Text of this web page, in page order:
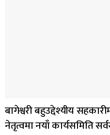
बागेश्वरी बहुउद्देश्यीय
नेतृत्वमा नयाँ कार्यसमिति